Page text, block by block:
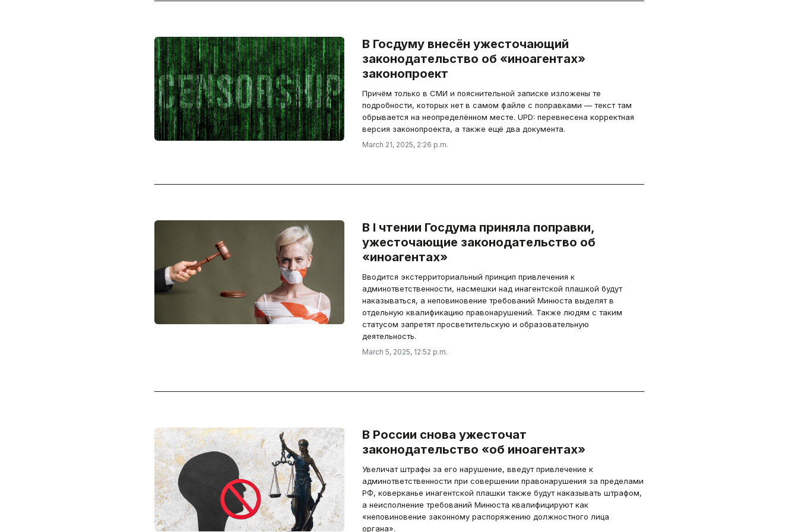
В Госдуму внесён ужесточающий
законодательство об «иноагентах»
законопроект
Причём только в СМИ и пояснительной записке изложены те
подробности, которых нет в самом файле с поправками — текст там
обрывается на неопределённом месте. UPD: перевнесена корректная
версия законопроекта, а также ещё два документа.
March 21, 2025, 2:26 p.m.
В I чтении Госдума приняла поправки,
ужесточающие законодательство об
«иноагентах»
Вводится экстерриториальный принцип привлечения к
админответственности, насмешки над инагентской плашкой будут
наказываться, а неповиновение требований Минюста выделят в
отдельную квалификацию правонарушений. Также людям с таким
статусом запретят просветительскую и образовательную
деятельность.
March 5, 2025, 12:52 p.m.
В России снова ужесточат
законодательство «об иноагентах»
Увеличат штрафы за его нарушение, введут привлечение к
админответственности при совершении правонарушения за пределами
РФ, коверканье инагентской плашки также будут наказывать штрафом,
а неисполнение требований Минюста квалифицируют как
«неповиновение законному распоряжению должностного лица
органа».